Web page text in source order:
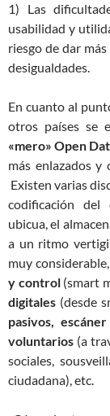
1) Las
usabilidad y
riesgo de dar
desigualdades.
En cuanto al
otros países se
«mero» Open
más enlazados y
Existen varias
codificación del
ubicua, el
a un ritmo
muy
y control(smart
digitales (desde
pasivos,
voluntarios (a
sociales,
ciudadana), etc.